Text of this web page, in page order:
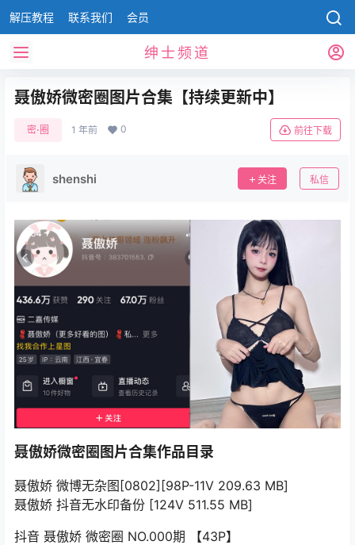
解压教程 联系我们 会员
绅士频道
聂傲娇微密圈图片合集【持续更新中】
密⋅圈 1 年前 0 前往下载
shenshi 关注 私信
聂傲娇微密圈图片合集作品目录
聂傲娇 微博无杂图[0802][98P-11V 209.63 MB]
聂傲娇 抖音无水印备份 [124V 511.55 MB]
抖音 聂傲娇 微密圈 NO.000期 【43P】